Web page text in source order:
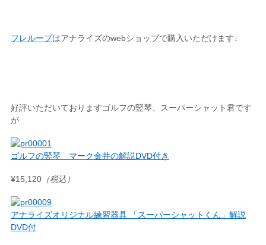
フレループはアナライズのwebショップで購入いただけます↓
好評いただいておりますゴルフの竪琴、スーパーシャット君です
が
ゴルフの竪琴 マーク金井の解説DVD付き
¥15,120（税込）
アナライズオリジナル練習器具 「スーパーシャットくん」解説
DVD付